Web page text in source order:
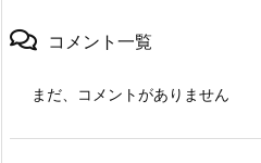
コメント一覧
まだ、コメントがありません